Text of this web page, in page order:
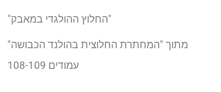
"החלוץ ההולגדי במאבק"
מתוך "המחתרת החלוצית בהולנד הכבושה"
עמודים 108-109